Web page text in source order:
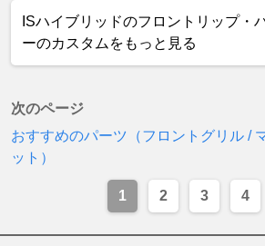
ISハイブリッドのフロントリップ・
ーのカスタムをもっと見る
次のページ
おすすめのパーツ（フロントグリル /
ット）
1 2 3 4